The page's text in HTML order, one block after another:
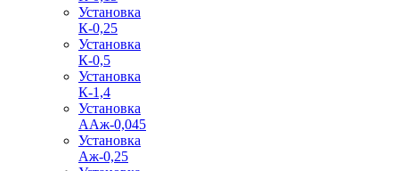
Установка
К-0,25
Установка
К-0,5
Установка
К-1,4
Установка
ААж-0,045
Установка
Аж-0,25